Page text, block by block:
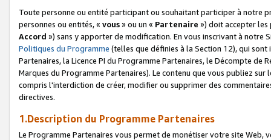
Toute personne ou entité participant ou souhaitant participer à notre
personnes ou entités, « vous» ou un « Partenaire ») doit accepter les
Accord ») sans y apporter de modification. En vous inscrivant à notre
Politiques du Programme (telles que définies à la Section 12), qui
Partenaires, la Licence PI du Programme Partenaires, le Décompte de
Marques du Programme Partenaires). Le contenu que vous publiez
compris l'interdiction de créer, modifier ou supprimer des
directives.
1.Description du Programme Partenaires
Le Programme Partenaires vous permet de monétiser votre site Web,